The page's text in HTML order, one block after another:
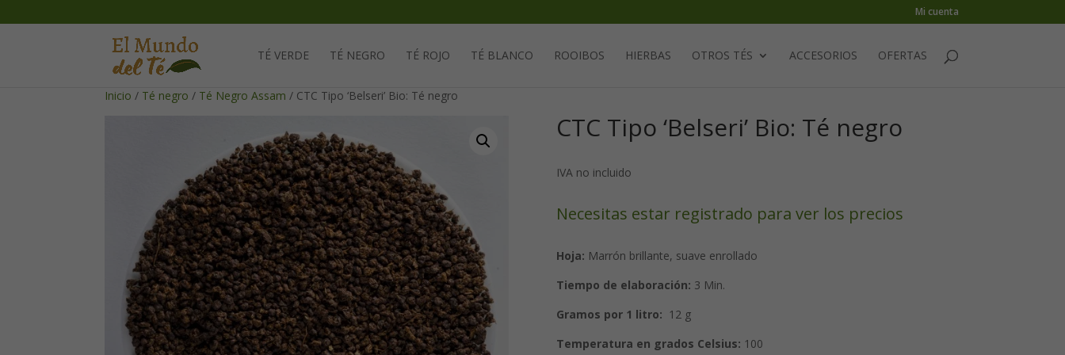
Mi cuenta
TÉ VERDE TÉ NEGRO TÉ ROJO TÉ BLANCO ROOIBOS HIERBAS OTROS TÉS ACCESORIOS OFERTAS
Inicio / Té negro / Té Negro Assam / CTC Tipo ‘Belseri’ Bio: Té negro
CTC Tipo ‘Belseri’ Bio: Té negro
IVA no incluido
Necesitas estar registrado para ver los precios
Hoja: Marrón brillante, suave enrollado
Tiempo de elaboración: 3 Min.
Gramos por 1 litro: 12 g
Temperatura en grados Celsius: 100